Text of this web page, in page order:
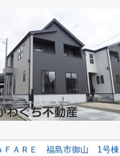
ＦＡＲＥ 福島市御山 1号棟